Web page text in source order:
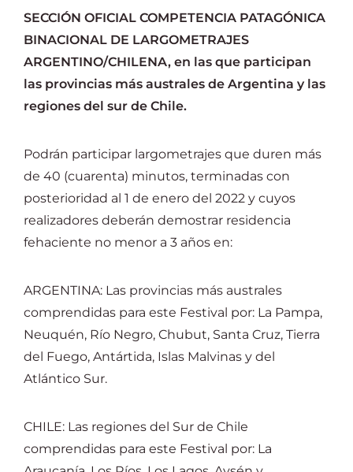
SECCIÓN OFICIAL COMPETENCIA PATAGÓNICA
BINACIONAL DE LARGOMETRAJES
ARGENTINO/CHILENA, en las que participan
las provincias más australes de Argentina y las
regiones del sur de Chile.
Podrán participar largometrajes que duren más
de 40 (cuarenta) minutos, terminadas con
posterioridad al 1 de enero del 2022 y cuyos
realizadores deberán demostrar residencia
fehaciente no menor a 3 años en:
ARGENTINA: Las provincias más australes
comprendidas para este Festival por: La Pampa,
Neuquén, Río Negro, Chubut, Santa Cruz, Tierra
del Fuego, Antártida, Islas Malvinas y del
Atlántico Sur.
CHILE: Las regiones del Sur de Chile
comprendidas para este Festival por: La